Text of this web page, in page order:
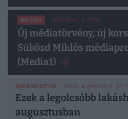
MEDIA1 2026. július 16. 18:28
Új médiatörvény, új
Sükösd Miklós
(Media1)
BANKMONITOR | 2026. augusztus 6.
Ezek a legolcsóbb
augusztusban